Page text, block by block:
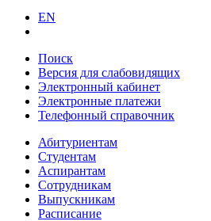
EN
Поиск
Версия для слабовидящих
Электронный кабинет
Электронные платежи
Телефонный справочник
Абитуриентам
Студентам
Аспирантам
Сотрудникам
Выпускникам
Расписание